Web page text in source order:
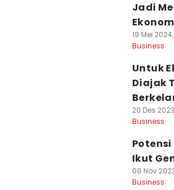
Jadi
19 Mei
Business
Untuk
Diajak
20 Des
Business
Ikut
08 Nov
Business